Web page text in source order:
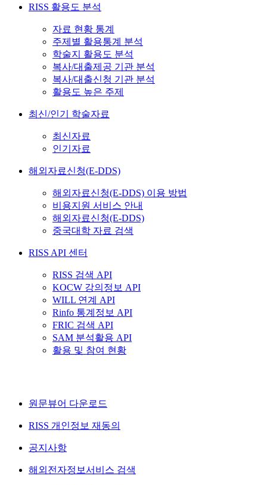
RISS 활용도 분석
자료 현황 통계
주제별 활용통계 분석
학술지 활용도 분석
복사/대출제공 기관 분석
복사/대출신청 기관 분석
활용도 높은 주제
최신/인기 학술자료
최신자료
인기자료
해외자료신청(E-DDS)
해외자료신청(E-DDS) 이용 방법
비용지원 서비스 안내
해외자료신청(E-DDS)
중국대학 자료 검색
RISS API 센터
RISS 검색 API
KOCW 강의정보 API
WILL 연계 API
Rinfo 통계정보 API
FRIC 검색 API
SAM 분석활용 API
활용 및 참여 현황
원문뷰어 다운로드
RISS 개인정보 재동의
공지사항
해외전자정보서비스 검색